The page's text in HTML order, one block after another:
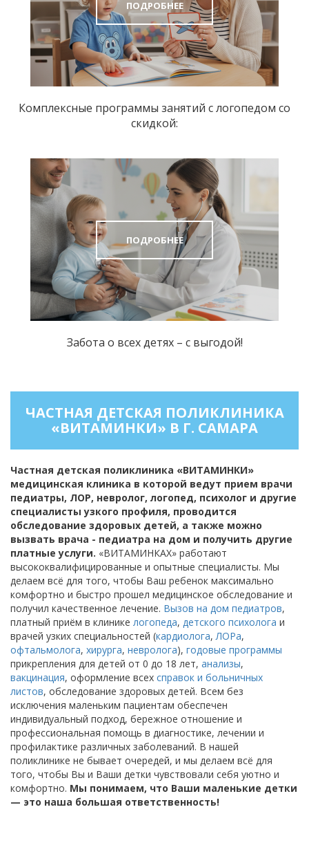
ПОДРОБНЕЕ
Комплексные программы занятий с логопедом со
скидкой:
ПОДРОБНЕЕ
Забота о всех детях – с выгодой!
ЧАСТНАЯ ДЕТСКАЯ ПОЛИКЛИНИКА
«ВИТАМИНКИ» В Г. САМАРА
Частная детская поликлиника «ВИТАМИНКИ»
медицинская клиника в которой ведут прием врачи
педиатры, ЛОР, невролог, логопед, психолог и другие
специалисты узкого профиля, проводится
обследование здоровых детей, а также можно
вызвать врача - педиатра на дом и получить другие
платные услуги. «ВИТАМИНКАХ» работают
высококвалифицированные и опытные специалисты. Мы
делаем всё для того, чтобы Ваш ребенок максимально
комфортно и быстро прошел медицинское обследование и
получил качественное лечение. Вызов на дом педиатров,
платный приём в клинике логопеда, детского психолога и
врачей узких специальностей (кардиолога,ЛОРа,
офтальмолога, хирурга, невролога), годовые программы
прикрепления для детей от 0 до 18 лет, анализы,
вакцинация, оформление всех справок и больничных
листов, обследование здоровых детей. Всем без
исключения маленьким пациентам обеспечен
индивидуальный подход, бережное отношение и
профессиональная помощь в диагностике, лечении и
профилактике различных заболеваний. В нашей
поликлинике не бывает очередей, и мы делаем всё для
того, чтобы Вы и Ваши детки чувствовали себя уютно и
комфортно. Мы понимаем, что Ваши маленькие детки
— это наша большая ответственность!